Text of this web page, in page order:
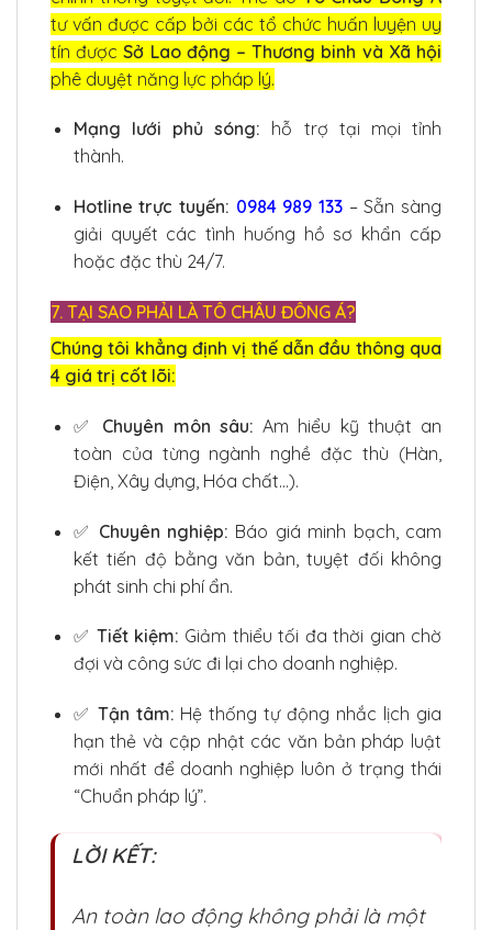
tư vấn được cấp bởi các tổ chức huấn luyện uy
tín đượcSở Lao động – Thương binh và Xã hội
phê duyệt năng lực pháp lý.
Mạng lưới phủ sóng: hỗ trợ tại mọi tỉnh
thành.
Hotline trực tuyến: 0984 989 133 – Sẵn sàng
giải quyết các tình huống hồ sơ khẩn cấp
hoặc đặc thù 24/7.
7. TẠI SAO PHẢI LÀ TÔ CHÂU ĐÔNG Á?
Chúng tôi khẳng định vị thế dẫn đầu thông qua
4 giá trị cốt lõi:
✅ Chuyên môn sâu: Am hiểu kỹ thuật an
toàn của từng ngành nghề đặc thù (Hàn,
Điện, Xây dựng, Hóa chất…).
✅ Chuyên nghiệp: Báo giá minh bạch, cam
kết tiến độ bằng văn bản, tuyệt đối không
phát sinh chi phí ẩn.
✅ Tiết kiệm: Giảm thiểu tối đa thời gian chờ
đợi và công sức đi lại cho doanh nghiệp.
✅ Tận tâm: Hệ thống tự động nhắc lịch gia
hạn thẻ và cập nhật các văn bản pháp luật
mới nhất để doanh nghiệp luôn ở trạng thái
“Chuẩn pháp lý”.
LỜI KẾT:
An toàn lao động không phải là một